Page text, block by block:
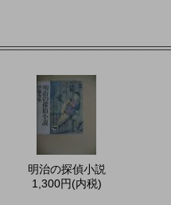
明治の探偵小説
1,300円(内税)